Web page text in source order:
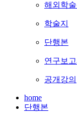
해외학
학술지
단행본
연구보고
공개강의
home
단행본